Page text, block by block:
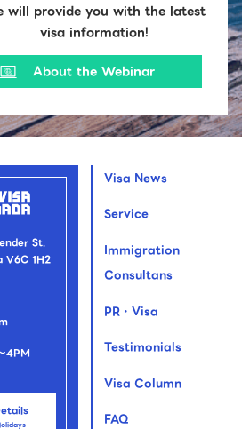
will provide you with the latest
visa information!
About the Webinar
St.
V6C 1H2
4PM
Visa News
Service
Immigration
Consultans
PR・Visa
Testimonials
Visa Column
FAQ